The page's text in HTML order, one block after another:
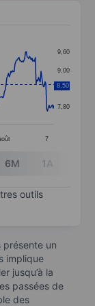
Data
7
7,80
8,40
9,00
9,60
8,50
6M 1A
outils
présente un
implique
jusqu’à la
passées de
des